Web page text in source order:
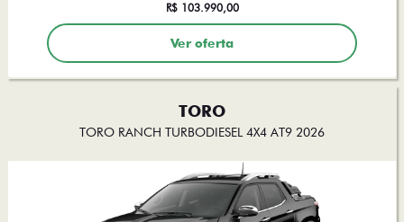
R$ 103.990,00
Ver oferta
TORO
TORO RANCH TURBODIESEL 4X4 AT9 2026